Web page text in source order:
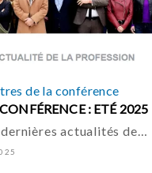
de la conférence
: ETÉ 2025
actualités de…